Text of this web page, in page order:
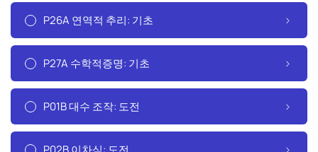
P26A 연역적 추리: 기초
P27A 수학적증명: 기초
P01B 대수 조작: 도전